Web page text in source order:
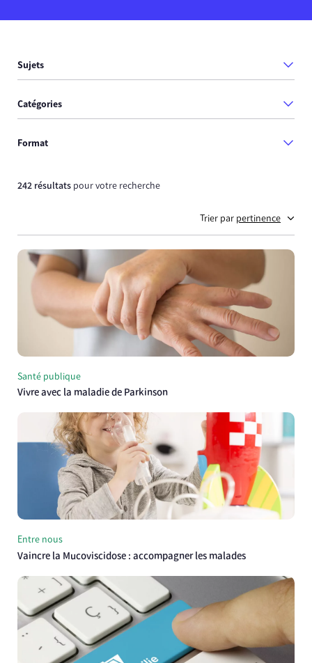
Sujets
Catégories
Format
242 résultats pour votre recherche
Trier par pertinence
Santé publique
Vivre avec la maladie de Parkinson
Entre nous
Vaincre la Mucoviscidose : accompagner les malades